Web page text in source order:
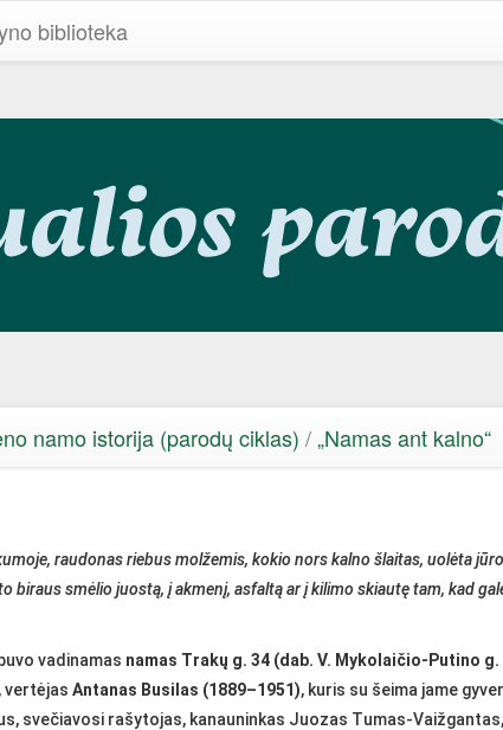
biblioteka
namo istorija (parodų ciklas) /„Namas ant kalno“
raudonas riebus molžemis, kokio nors kalno šlaitas, uolėta
biraus smėlio juostą, į akmenį, asfaltą ar į kilimo skiautę tam, kad
vadinamas namas Trakų g. 34 (dab. V. Mykolaičio-Putino
vertėjas Antanas Busilas (1889–1951), kuris su šeima jame
svečiavosi rašytojas, kanauninkas Juozas Tumas-